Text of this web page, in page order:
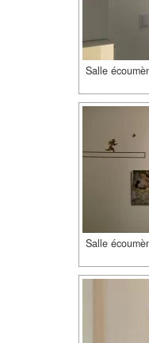
Salle
Salle